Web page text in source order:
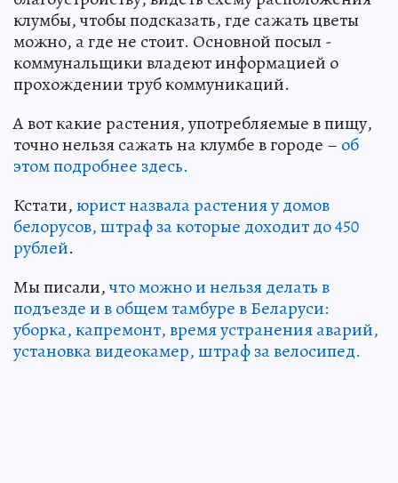
клумбы, чтобы подсказать, где сажать цветы
можно, а где не стоит. Основной посыл -
коммунальщики владеют информацией о
прохождении труб коммуникаций.
А вот какие растения, употребляемые в пищу,
точно нельзя сажать на клумбе в городе – об
этом подробнее здесь.
Кстати,юрист назвала растения у домов
белорусов, штраф за которые доходит до 450
рублей.
Мы писали,что можно и нельзя делать в
подъезде и в общем тамбуре в Беларуси:
уборка, капремонт, время устранения аварий,
установка видеокамер, штраф за велосипед.